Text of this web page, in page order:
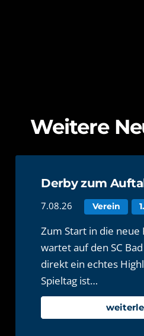
Weitere
Derby zum
7.08.26 Verein
Zum Start in die neue
wartet auf den SC
direkt ein echtes
Spieltag ist…